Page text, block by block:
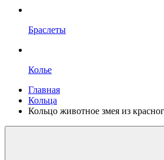
Браслеты
Колье
Главная
Кольца
Кольцо животное змея из